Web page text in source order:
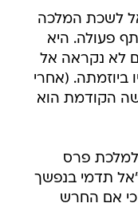
לשכת המלכה
פעולה. היא
לא נקראה אל
ביוזמתה. (אחרי
הקודמת הוא
למלכת פרס
"אל תדמי בנפשך
כי אם החרש